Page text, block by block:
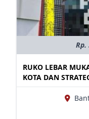
RUKO LEBAR
KOTA DAN